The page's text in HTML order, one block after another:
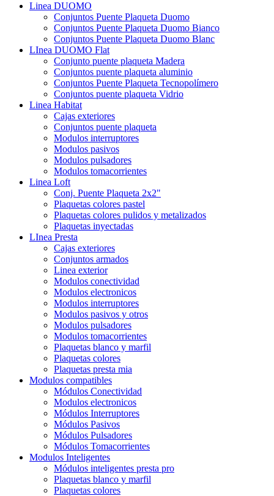
Linea DUOMO
Conjuntos Puente Plaqueta Duomo
Conjuntos Puente Plaqueta Duomo Bianco
Conjuntos Puente Plaqueta Duomo Blanc
LInea DUOMO Flat
Conjunto puente plaqueta Madera
Conjuntos puente plaqueta aluminio
Conjuntos Puente Plaqueta Tecnopolímero
Conjuntos puente plaqueta Vidrio
Linea Habitat
Cajas exteriores
Conjuntos puente plaqueta
Modulos interruptores
Modulos pasivos
Modulos pulsadores
Modulos tomacorrientes
Linea Loft
Conj. Puente Plaqueta 2x2"
Plaquetas colores pastel
Plaquetas colores pulidos y metalizados
Plaquetas inyectadas
LInea Presta
Cajas exteriores
Conjuntos armados
Linea exterior
Modulos conectividad
Modulos electronicos
Modulos interruptores
Modulos pasivos y otros
Modulos pulsadores
Modulos tomacorrientes
Plaquetas blanco y marfil
Plaquetas colores
Plaquetas presta mia
Modulos compatibles
Módulos Conectividad
Modulos electronicos
Módulos Interruptores
Módulos Pasivos
Módulos Pulsadores
Módulos Tomacorrientes
Modulos Inteligentes
Módulos inteligentes presta pro
Plaquetas blanco y marfil
Plaquetas colores